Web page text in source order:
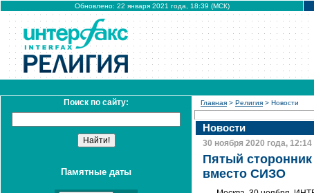
Обновлено: 22 января 2021 года, 18:39 (МСК)
Поиск по сайту:
Памятные даты
Главная > Религия > Новости
Новости
30 ноября 2020 года, 12:14
Пятый
вместо СИЗО